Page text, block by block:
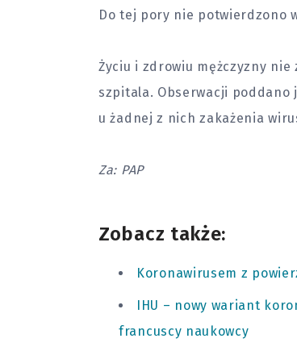
Do tej pory nie potwierdzono
Życiu i zdrowiu mężczyzny nie
szpitala. Obserwacji
u żadnej z nich zakażenia
Za: PAP
Zobacz także:
Koronawirusem z
IHU – nowy wariant
francuscy naukowcy